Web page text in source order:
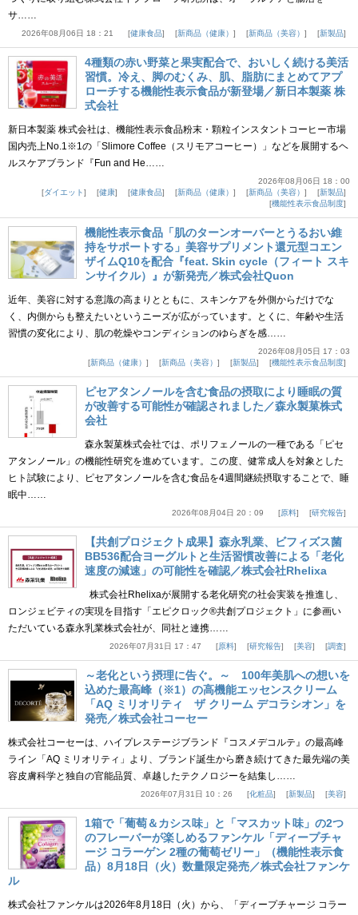
サ……
2026年08月06日 18：21 健康食品 新商品（健康） 新商品（美容） 新製品
4種類の赤い野菜と果実配合で、おいしく続ける美活
習慣。冷え、脚のむくみ、肌、脂肪にまとめてアプ
ローチする機能性表示食品が新登場／新日本製薬 株
式会社
新日本製薬 株式会社は、機能性表示食品粉末・顆粒インスタントコーヒー市場
国内売上No.1※1の「Slimore Coffee（スリモアコーヒー）」などを展開するヘ
ルスケアブランド『Fun and He……
2026年08月06日 18：00
ダイエット
健康 健康食品 新商品（健康） 新商品（美容）
新製品
機能性表示食品制度
機能性表示食品「肌のターンオーバーとうるおい維
持をサポートする」美容サプリメント還元型コエン
ザイムQ10を配合『feat. Skin cycle（フィート スキ
ンサイクル）』が新発売／株式会社Quon
近年、美容に対する意識の高まりとともに、スキンケアを外側からだけでな
く、内側からも整えたいというニーズが広がっています。とくに、年齢や生活
習慣の変化により、肌の乾燥やコンディションのゆらぎを感……
2026年08月05日 17：03
新商品（健康）
新商品（美容） 新製品 機能性表示食品制度
ピセアタンノールを含む食品の摂取により睡眠の質
が改善する可能性が確認されました／森永製菓株式
会社
森永製菓株式会社では、ポリフェノールの一種である「ピセ
アタンノール」の機能性研究を進めています。この度、健常成人を対象とした
ヒト試験により、ピセアタンノールを含む食品を4週間継続摂取することで、睡
眠中……
2026年08月04日 20：09 原料 研究報告
【共創プロジェクト成果】森永乳業、ビフィズス菌
BB536配合ヨーグルトと生活習慣改善による「老化
速度の減速」の可能性を確認／株式会社Rhelixa
株式会社Rhelixaが展開する老化研究の社会実装を推進し、
ロンジェビティの実現を目指す「エピクロック®共創プロジェクト」に参画い
ただいている森永乳業株式会社が、同社と連携……
2026年07月31日 17：47 原料 研究報告 美容 調査
～老化という摂理に告ぐ。～ 100年美肌への想いを
込めた最高峰（※1）の高機能エッセンスクリーム
「AQ ミリオリティ ザ クリーム デコラシオン」を
発売／株式会社コーセー
株式会社コーセーは、ハイプレステージブランド『コスメデコルテ』の最高峰
ライン「AQ ミリオリティ」より、ブランド誕生から磨き続けてきた最先端の美
容皮膚科学と独自の官能品質、卓越したテクノロジーを結集し……
2026年07月31日 10：26 化粧品 新製品 美容
1箱で「葡萄＆カシス味」と「マスカット味」の2つ
のフレーバーが楽しめるファンケル「ディープチャ
ージ コラーゲン 2種の葡萄ゼリー」（機能性表示食
品）8月18日（火）数量限定発売／株式会社ファンケ
ル
株式会社ファンケルは2026年8月18日（火）から、「ディープチャージ コラー